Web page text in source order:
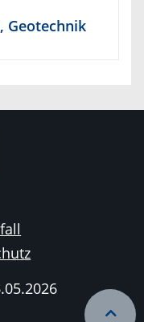
Geotechnik